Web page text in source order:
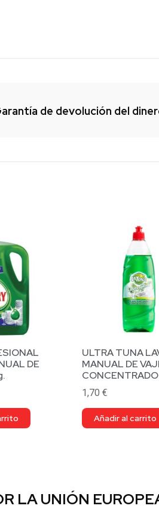
de devolución del
DE
ULTRA TUNA
MANUAL DE
CONCENTRADO
1,70 €
Añadir al carrito
LA UNIÓN